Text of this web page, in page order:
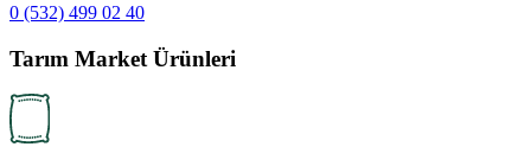
0 (532) 499 02 40
Tarım Market Ürünleri